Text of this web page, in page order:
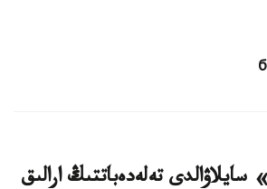
تەلەدەباتتىڭ ارالىق